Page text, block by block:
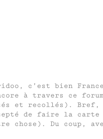
c’est bien
à travers ce
et recollés).
de faire la
Du coup,